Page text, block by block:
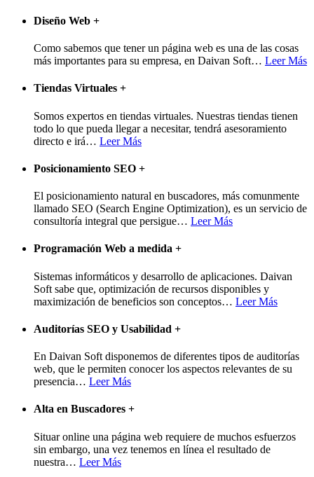
Diseño Web +
Como sabemos que tener un página web es una de las cosas
más importantes para su empresa, en Daivan Soft… Leer Más
Tiendas Virtuales +
Somos expertos en tiendas virtuales. Nuestras tiendas tienen
todo lo que pueda llegar a necesitar, tendrá asesoramiento
directo e irá… Leer Más
Posicionamiento SEO +
El posicionamiento natural en buscadores, más comunmente
llamado SEO (Search Engine Optimization), es un servicio de
consultoría integral que persigue… Leer Más
Programación Web a medida +
Sistemas informáticos y desarrollo de aplicaciones. Daivan
Soft sabe que, optimización de recursos disponibles y
maximización de beneficios son conceptos… Leer Más
Auditorías SEO y Usabilidad +
En Daivan Soft disponemos de diferentes tipos de auditorías
web, que le permiten conocer los aspectos relevantes de su
presencia… Leer Más
Alta en Buscadores +
Situar online una página web requiere de muchos esfuerzos
sin embargo, una vez tenemos en línea el resultado de
nuestra… Leer Más